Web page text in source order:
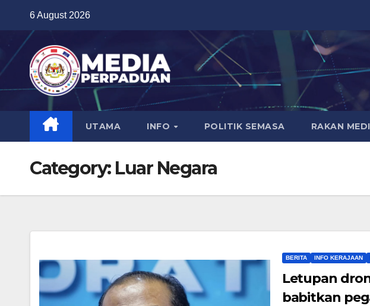
content
6 August 2026
UTAMA INFO POLITIK SEMASA RAKAN
Category: Luar Negara
BERITA INFO KERAJAAN
Letupan
babitkan